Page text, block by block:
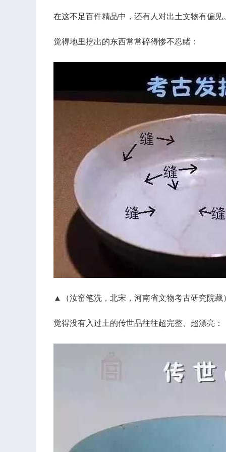
在这不足百件精品中，还有人对出土文物有偏见
觉得地里挖出的东西常常碎得惨不忍睹：
▲（汝窑笔洗，北宋，河南省文物考古研究院藏
觉得没有入过土的传世品往往超完整、超漂亮：